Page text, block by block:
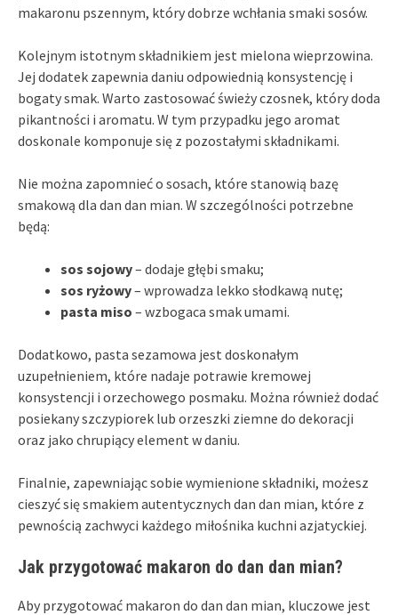
makaronu pszennym, który dobrze wchłania smaki sosów.
Kolejnym istotnym składnikiem jest mielona wieprzowina.
Jej dodatek zapewnia daniu odpowiednią konsystencję i
bogaty smak. Warto zastosować świeży czosnek, który doda
pikantności i aromatu. W tym przypadku jego aromat
doskonale komponuje się z pozostałymi składnikami.
Nie można zapomnieć o sosach, które stanowią bazę
smakową dla dan dan mian. W szczególności potrzebne
będą:
sos sojowy– dodaje głębi smaku;
sos ryżowy– wprowadza lekko słodkawą nutę;
pasta miso – wzbogaca smak umami.
Dodatkowo, pasta sezamowa jest doskonałym
uzupełnieniem, które nadaje potrawie kremowej
konsystencji i orzechowego posmaku. Można również dodać
posiekany szczypiorek lub orzeszki ziemne do dekoracji
oraz jako chrupiący element w daniu.
Finalnie, zapewniając sobie wymienione składniki, możesz
cieszyć się smakiem autentycznych dan dan mian, które z
pewnością zachwyci każdego miłośnika kuchni azjatyckiej.
Jak przygotować makaron do dan dan mian?
Aby przygotować makaron do dan dan mian, kluczowe jest